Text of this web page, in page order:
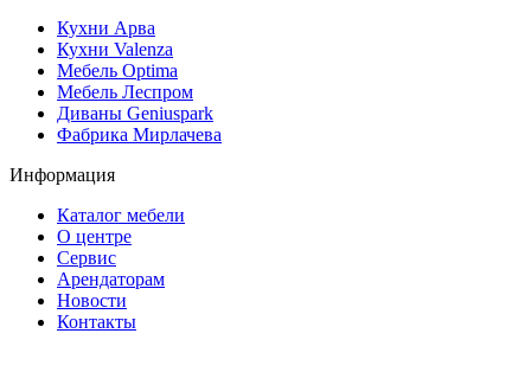
Кухни Арва
Кухни Valenza
Мебель Optima
Мебель Леспром
Диваны Geniuspark
Фабрика Мирлачева
Информация
Каталог мебели
О центре
Сервис
Арендаторам
Новости
Контакты